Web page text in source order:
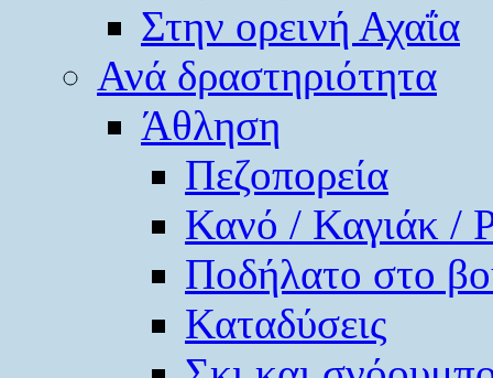
Στην ορεινή Αχαΐα
Ανά δραστηριότητα
Άθληση
Πεζοπορεία
Κανό / Καγιάκ /
Ποδήλατο στο
Καταδύσεις